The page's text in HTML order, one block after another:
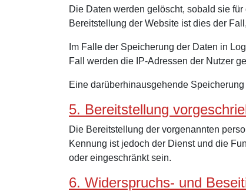
Die Daten werden gelöscht, sobald sie
Bereitstellung der Website ist dies der
Im Falle der Speicherung der Daten in
Fall werden die IP-Adressen der Nutzer
Eine darüberhinausgehende
5. Bereitstellung
Die Bereitstellung der vorgenannten
Kennung ist jedoch der Dienst und die
oder eingeschränkt sein.
6. Widerspruchs- und